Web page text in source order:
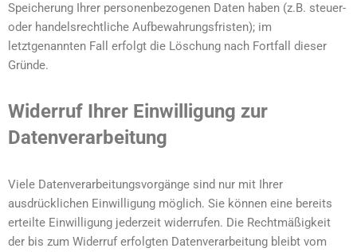
Speicherung Ihrer personenbezogenen Daten haben (z.B. steuer-
oder handelsrechtliche Aufbewahrungsfristen); im
letztgenannten Fall erfolgt die Löschung nach Fortfall dieser
Gründe.
Widerruf Ihrer Einwilligung zur
Datenverarbeitung
Viele Datenverarbeitungsvorgänge sind nur mit Ihrer
ausdrücklichen Einwilligung möglich. Sie können eine bereits
erteilte Einwilligung jederzeit widerrufen. Die Rechtmäßigkeit
der bis zum Widerruf erfolgten Datenverarbeitung bleibt vom